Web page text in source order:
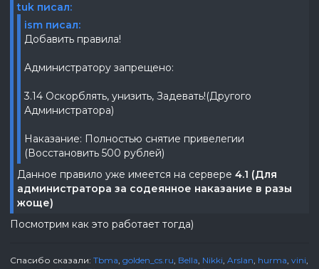
tuk писал:
ism писал:
Добавить правила!
Администратору запрещено:
3.14 Оскорблять, унизить, Задевать!(Другого
Администратора)
Наказание: Полностью снятие привелегии
(Восстановить 500 рублей)
Данное правило уже имеется на сервере 4.1 (Для
администратора за содеянное наказание в разы
жоще)
Посмотрим как это работает тогда)
Спасибо сказали: Tbma, golden_cs.ru, Bella, Nikki, Arslan, hurma, vini,